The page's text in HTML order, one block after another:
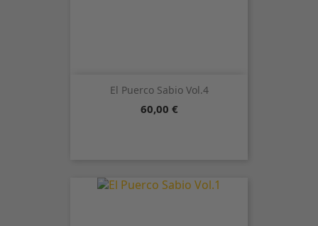
El Puerco Sabio Vol.4
Precio
60,00 €